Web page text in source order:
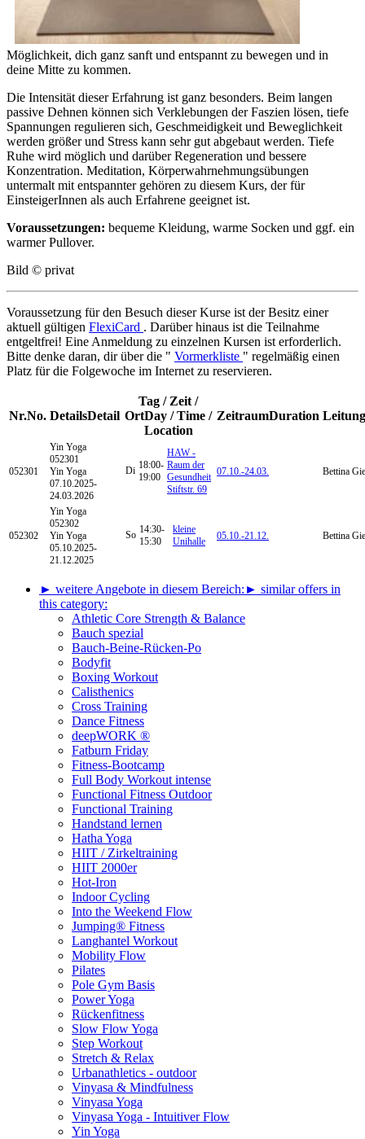
Möglichkeit, dich ganz sanft und entspannt zu bewegen und in
deine Mitte zu kommen.
Die Intensität dieser Erfahrung ist ganz besonders. Beim langen
passive Dehnen können sich Verklebungen der Faszien lösen, tiefe
Spannungen regulieren sich, Geschmeidigkeit und Beweglichkeit
werden größer und Stress kann sehr gut abgebaut werden. Tiefe
Ruhe wird möglich und darüber Regeneration und bessere
Konzentration. Meditation, Körperwahrnehmungsübungen
untermalt mit entspannter gehören zu diesem Kurs, der für
EinsteigerInnen als auch Erfahrene geeignet ist.
Voraussetzungen: bequeme Kleidung, warme Socken und ggf. ein
warmer Pullover.
Bild © privat
Voraussetzung für den Besuch dieser Kurse ist der Besitz einer
aktuell gültigen FlexiCard . Darüber hinaus ist die Teilnahme
entgeltfrei! Eine Anmeldung zu einzelnen Kursen ist erforderlich.
Bitte denke daran, dir über die " Vormerkliste " regelmäßig einen
Platz für die Folgewoche im Internet zu reservieren.
Nr.No. DetailsDetail
Tag / Zeit /
OrtDay / Time /
Location
ZeitraumDuration Leitung
052301
Yin Yoga
052301
Yin Yoga
07.10.2025-
24.03.2026
Di 18:00-
19:00
HAW -
Raum der
Gesundheit
Stiftstr. 69
07.10.-24.03. Bettina
052302
Yin Yoga
052302
Yin Yoga
05.10.2025-
21.12.2025
So 14:30-
15:30
kleine
Unihalle
05.10.-21.12. Bettina
► weitere Angebote in diesem Bereich: ► similar offers in
this category:
Athletic Core Strength & Balance
Bauch spezial
Bauch-Beine-Rücken-Po
Bodyfit
Boxing Workout
Calisthenics
Cross Training
Dance Fitness
deepWORK ®
Fatburn Friday
Fitness-Bootcamp
Full Body Workout intense
Functional Fitness Outdoor
Functional Training
Handstand lernen
Hatha Yoga
HIIT / Zirkeltraining
HIIT 2000er
Hot-Iron
Indoor Cycling
Into the Weekend Flow
Jumping® Fitness
Langhantel Workout
Mobility Flow
Pilates
Pole Gym Basis
Power Yoga
Rückenfitness
Slow Flow Yoga
Step Workout
Stretch & Relax
Urbanathletics - outdoor
Vinyasa & Mindfulness
Vinyasa Yoga
Vinyasa Yoga - Intuitiver Flow
Yin Yoga